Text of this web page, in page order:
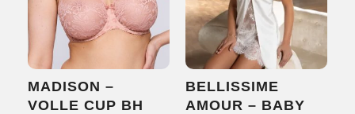
gekozen
worden
op
de
productpagina
MADISON –
VOLLE CUP BH
BELLISSIME
AMOUR – BABY